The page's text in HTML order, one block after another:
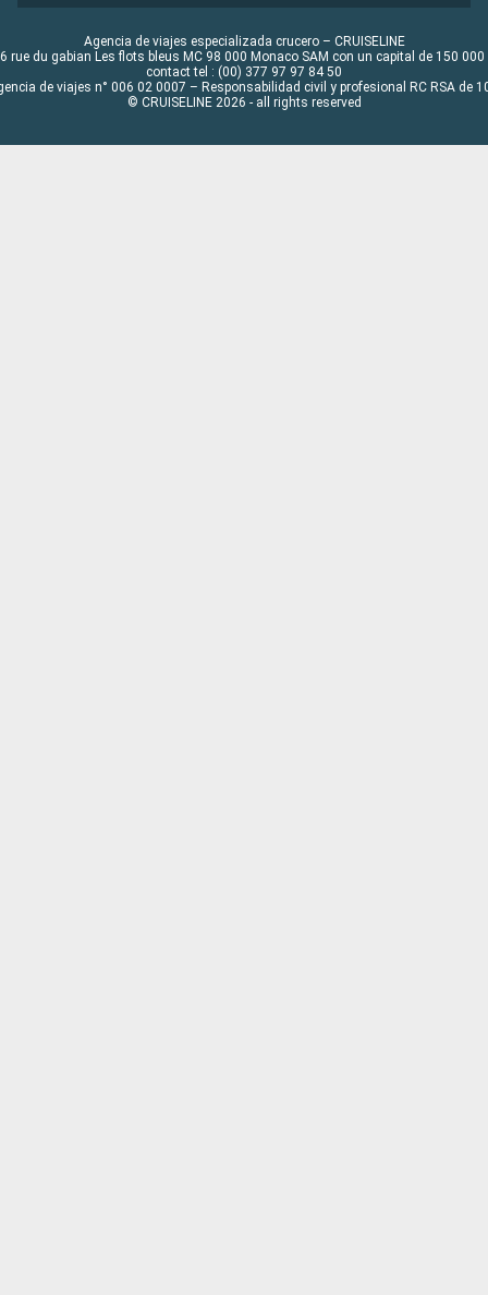
Agencia de viajes especializada crucero – CRUISELINE
rue du gabian Les flots bleus MC 98 000 Monaco SAM con un capital de 150 000
contact tel : (00) 377 97 97 84 50
de viajes n° 006 02 0007 – Responsabilidad civil y profesional RC RSA de
© CRUISELINE 2026 - all rights reserved